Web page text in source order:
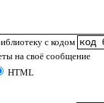
с кодом
на своё сообщение
HTML